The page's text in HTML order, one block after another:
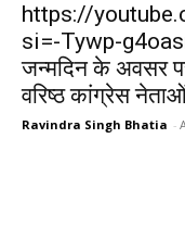
https://
si=-Tywp-
जन्मदिन के अवसर
वरिष्ठ कांग्रेस
Ravindra Singh Bhatia -